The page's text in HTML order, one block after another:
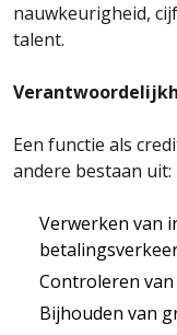
nauwkeurigheid,
talent.
Een functie als
andere bestaan uit:
Verwerken van
Controleren
Bijhouden van